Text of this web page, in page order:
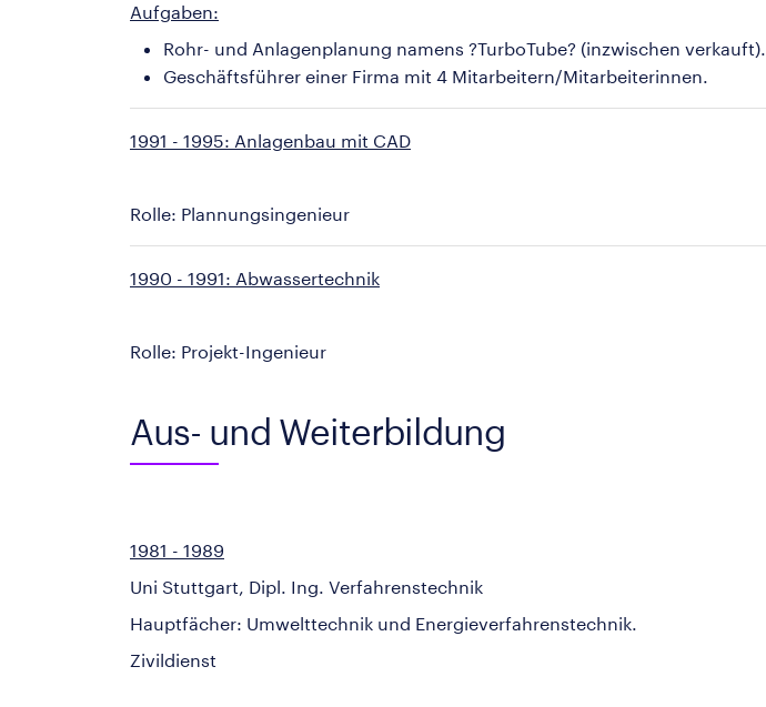
Aufgaben:
Rohr- und Anlagenplanung namens ?TurboTube? (inzwischen verkauft).
Geschäftsführer einer Firma mit 4 Mitarbeitern/Mitarbeiterinnen.
1991 - 1995: Anlagenbau mit CAD
Rolle: Plannungsingenieur
1990 - 1991: Abwassertechnik
Rolle: Projekt-Ingenieur
Aus- und Weiterbildung
1981 - 1989
Uni Stuttgart, Dipl. Ing. Verfahrenstechnik
Hauptfächer: Umwelttechnik und Energieverfahrenstechnik.
Zivildienst